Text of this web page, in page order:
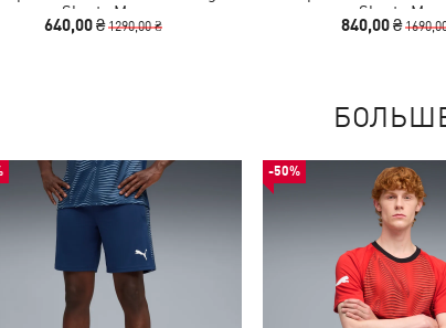
Shorts Men
640,00 ₴1290,00 ₴
Shorts Men
840,00 ₴
-50%